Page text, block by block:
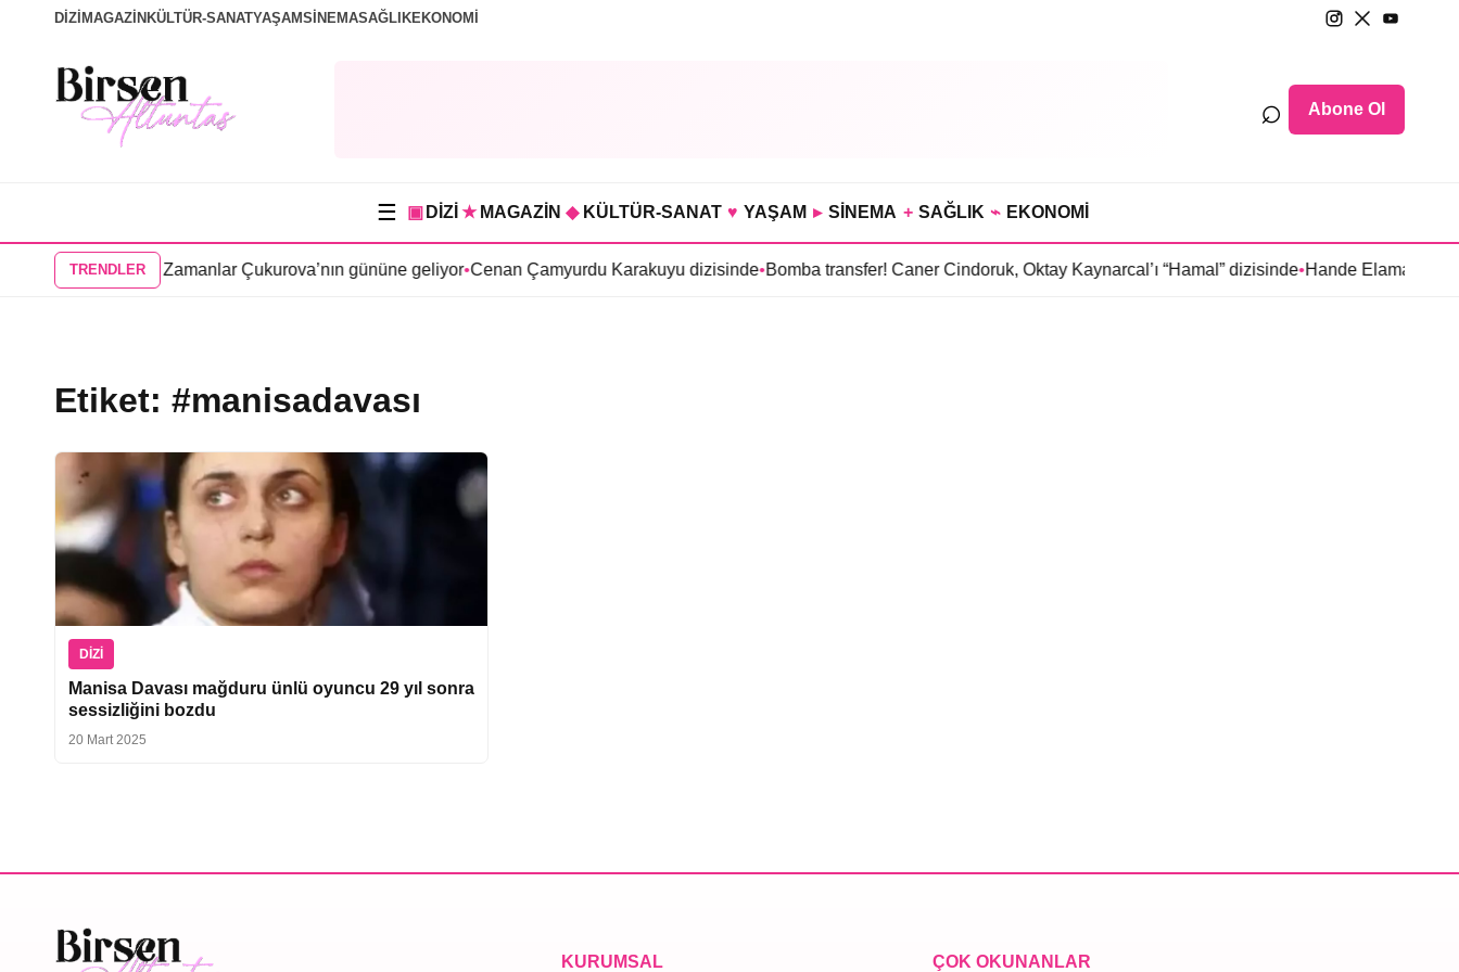
DİZİ MAGAZİN KÜLTÜR-SANATYAŞAMSİNEMASAĞLIKEKONOMİ
⌕ Abone Ol
☰ ▣ DİZİ ★ MAGAZİN ◆ KÜLTÜR-SANAT ♥ YAŞAM ▸ SİNEMA + SAĞLIK ⌁ EKONOMİ
TRENDLER
Yer” dizisi Bir Zamanlar Çukurova’nın gününe geliyor•Cenan Çamyurdu Karakuyu dizisinde•Bomba transfer! Caner Cindoruk, Oktay Kaynarcal’ı “Hamal” dizisinde•Hande Elaman,
Etiket: #manisadavası
DIZI
Manisa Davası mağduru ünlü oyuncu 29 yıl sonra
sessizliğini bozdu
20 Mart 2025
KURUMSAL ÇOK OKUNANLAR